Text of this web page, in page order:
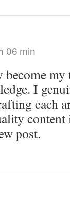
06 min
I
each
content
post.